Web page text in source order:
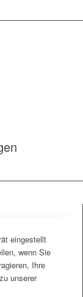
eingestellt
wenn Sie
Ihre
unserer